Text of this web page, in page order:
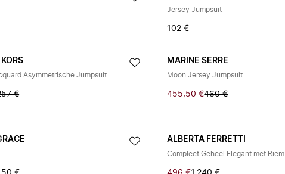
Jersey Jumpsuit
102 €
Asymmetrische Jumpsuit
€
MARINE SERRE
Moon Jersey Jumpsuit
455,50 €460 €
ALBERTA FERRETTI
Compleet Geheel Elegant met Riem